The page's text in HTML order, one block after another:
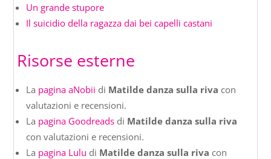
Un grande stupore
Il suicidio della ragazza dai bei capelli castani
Risorse esterne
La pagina aNobii di Matilde danza sulla riva con
valutazioni e recensioni.
La pagina Goodreads di Matilde danza sulla riva
con valutazioni e recensioni.
La pagina Lulu di Matilde danza sulla riva con